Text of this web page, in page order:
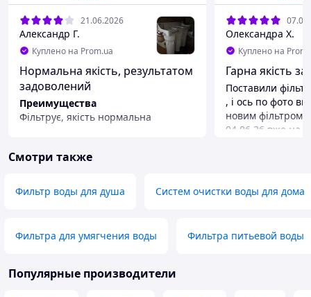
21.06.2026
Александр Г.
Куплено на Prom.ua
Нормальна якість, результатом
задоволений
Преимущества
Фільтрує, якість нормальна
місцям підключення до води та до
старої системи на латунній різьбі.
Олександра Х.
Куплено на
Гарна якість за
Поставили
, і ось по фото
новим фільтром.
04.06.26 вже на
Недостатки
Смотри также
Фильтр воды для душа Систем очистки воды для дома
Фильтра для умягчения воды Фильтра питьевой воды
Популярные производители